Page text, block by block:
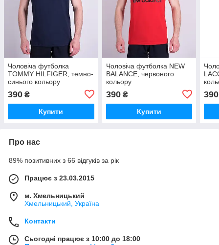
Чоловіча футболка
TOMMY HILFIGER, темно-
синього кольору
390 ₴
Купити
Чоловіча футболка NEW
BALANCE, червоного
кольору
390₴
Купити
390
Про нас
89% позитивних з 66 відгуків за рік
Працює з 23.03.2015
м. Хмельницький
Хмельницький, Україна
Контакти
Сьогодні працює з 10:00 до 18:00